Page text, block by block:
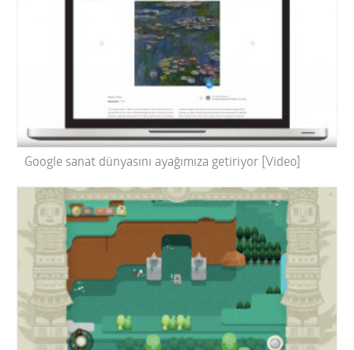
Google sanat dünyasını ayağımıza getiriyor [Video]